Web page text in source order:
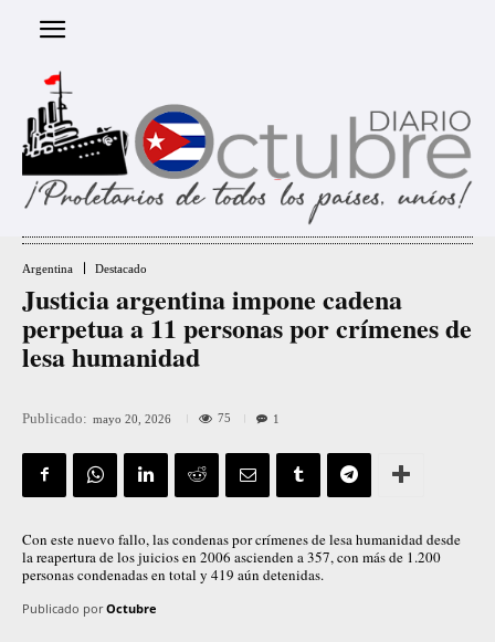
Argentina Destacado
Justicia argentina impone cadena
perpetua a 11 personas por crímenes de
lesa humanidad
Publicado: mayo 20, 2026 75 1
Con este nuevo fallo, las condenas por crímenes de lesa humanidad desde
la reapertura de los juicios en 2006 ascienden a 357, con más de 1.200
personas condenadas en total y 419 aún detenidas.
Publicado por Octubre